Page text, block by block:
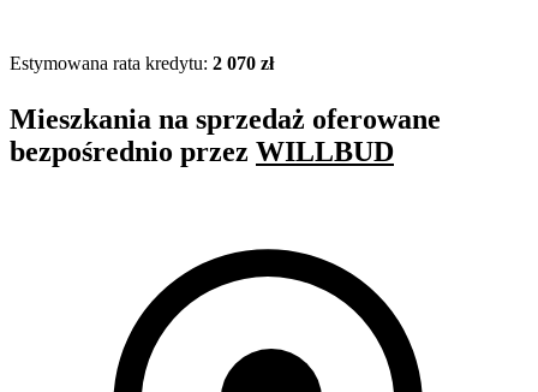
Estymowana rata kredytu: 2 070 zł
Mieszkania na sprzedaż oferowane
bezpośrednio przez WILLBUD